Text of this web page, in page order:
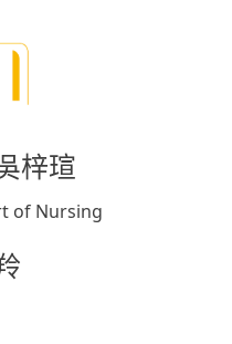
梓瑄
of Nursing